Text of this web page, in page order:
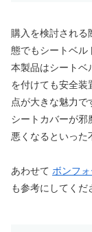
購入を検討される
態でもシートベル
本製品はシートベ
を付けても安全装
点が大きな魅力で
シートカバーが邪
悪くなるといった
あわせて ボンフ
も参考にしてくだ